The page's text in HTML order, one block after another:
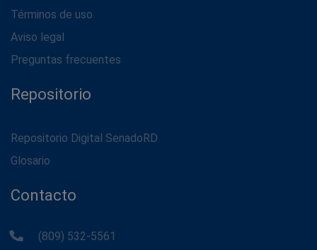
Términos de uso
Aviso legal
Preguntas frecuentes
Repositorio
Repositorio Digital SenadoRD
Glosario
Contacto
(809) 532-5561